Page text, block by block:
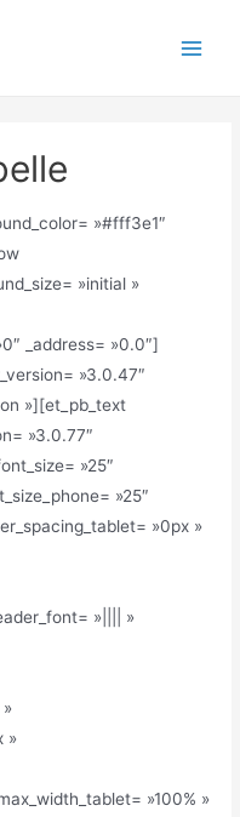
»#fff3e1″
»initial »
_address= »0.0″]
»3.0.47″
»][et_pb_text
»3.0.77″
»25″
»25″
»0px »
»|||| »
»
»100% »